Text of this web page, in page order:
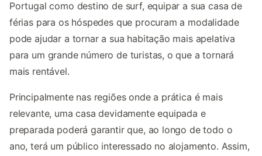
Portugal como destino de surf, equipar a sua casa de
férias para os hóspedes que procuram a modalidade
pode ajudar a tornar a sua habitação mais apelativa
para um grande número de turistas, o que a tornará
mais rentável.
Principalmente nas regiões onde a prática é mais
relevante, uma casa devidamente equipada e
preparada poderá garantir que, ao longo de todo o
ano, terá um público interessado no alojamento. Assim,